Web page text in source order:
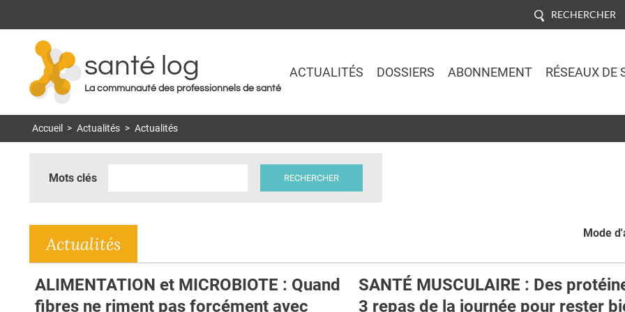
RECHERCHER
santé log
La communauté des professionnels de santé
ACTUALITÉS DOSSIERS ABONNEMENT RÉSEAUX DE
Accueil > Actualités > Actualités
Mots clés
Mode
Actualités
ALIMENTATION et MICROBIOTE : Quand
fibres ne riment pas forcément avec
SANTÉ MUSCULAIRE : Des
3 repas de la journée pour rester